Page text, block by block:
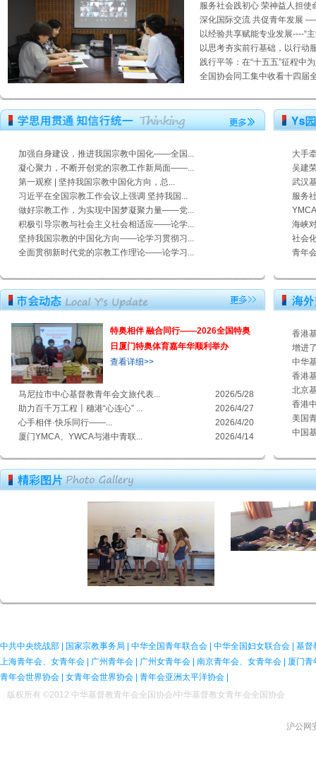
服务社会践初心 荣神益人担
深化国际交流 共促青年发展
以经验共享赋能专业发展----“
以思考夯实前行基础，以行动
践行平等：在“十五五”征程中
全国协会同工集中收看十四届
加强自身建设，推进我国宗教中国化——全国...
凝心聚力，不断开创党的宗教工作新局面——...
第一观察 | 坚持我国宗教中国化方向，总...
习近平在全国宗教工作会议上强调 坚持我国...
做好宗教工作，为实现中国梦凝聚力量——党...
积极引导宗教与社会主义社会相适应——论学...
坚持我国宗教的中国化方向——论学习贯彻习...
全面贯彻新时代党的宗教工作理论——论学习...
大手
吴建
武汉
服务
海峡
社会
青年
特奥相伴 融合同行——2026全国特奥
日厦门特奥体育嘉年华顺利举办
查看详细>>
马尼拉市中心基督教青年会文旅代表...
2026/5/28
助力百千万工程〡穗港“心连心” ...
2026/4/27
心手相伴·快乐同行——...
2026/4/20
厦门YMCA、YWCA与港中青联...
2026/4/14
香港
增进
中华
香港
北京
香港
美国
中国
中共中央统战部 国家宗教事务局 中华全国青年联合会 中华全国妇女联合会
基督
上海青年会、女青年会
广州青年会 广州女青年会 南京青年会、女青年会
厦门青
青年会世界协会
女青年会世界协会 青年会亚洲太平洋协会
版权所有 ©2012 中华基督教青年会全国协会/中华基督教女青年会全国协会
沪公网